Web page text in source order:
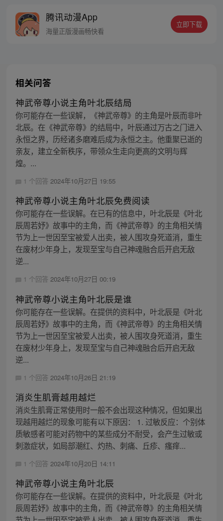
知识！ 好好学习，天天向上！ 穿越兽世，甜
宠来袭！【每周五六日更新】
腾讯动漫App
海量正版漫画畅快看
立即下载
相关问答
神武帝尊小说主角叶北辰结局
你可能存在一些误解，《神武帝尊》的主角是叶辰而非叶
北辰。在《神武帝尊》的结局中，叶辰通过万古之门进入
永恒之界，历经诸多磨难后成为永恒之主。他重聚已逝的
亲友，建立全新秩序，带领众生走向更高的文明与辉
煌。...
1 个回答 2024年10月27日 19:55
神武帝尊小说主角叶北辰免费阅读
你可能存在一些误解。在已有的信息中，叶北辰是《叶北
辰周若妤》故事中的主角，而《神武帝尊》的主角相关情
节为上一世因至宝被爱人出卖，被人围攻身死道消，重生
在废材少年身上，发现至宝与自己神魂融合后开启无敌
逆...
1 个回答 2024年10月27日 00:19
神武帝尊小说主角叶北辰是谁
你可能存在一些误解。在提供的资料中，叶北辰是《叶北
辰周若妤》故事中的主角，而《神武帝尊》的主角相关情
节为上一世因至宝被爱人出卖，被人围攻身死道消，重生
在废材少年身上，发现至宝与自己神魂融合后开启无敌
逆...
1 个回答 2024年10月26日 21:19
消炎生肌膏越用越烂
消炎生肌膏正常使用时一般不会出现这种情况，但如果出
现越用越烂的现象可能有以下原因： 1. 过敏反应：个别体
质敏感者可能对药物中的某些成分不耐受，会产生过敏或
刺激症状，如局部潮红、灼热、刺痛、丘疹、瘙痒...
1 个回答 2024年10月20日 14:11
神武帝尊小说主角叶北辰
你可能存在一些误解。在提供的资料中，叶北辰是《叶北
辰周若妤》故事中的主角，而《神武帝尊》的主角相关情